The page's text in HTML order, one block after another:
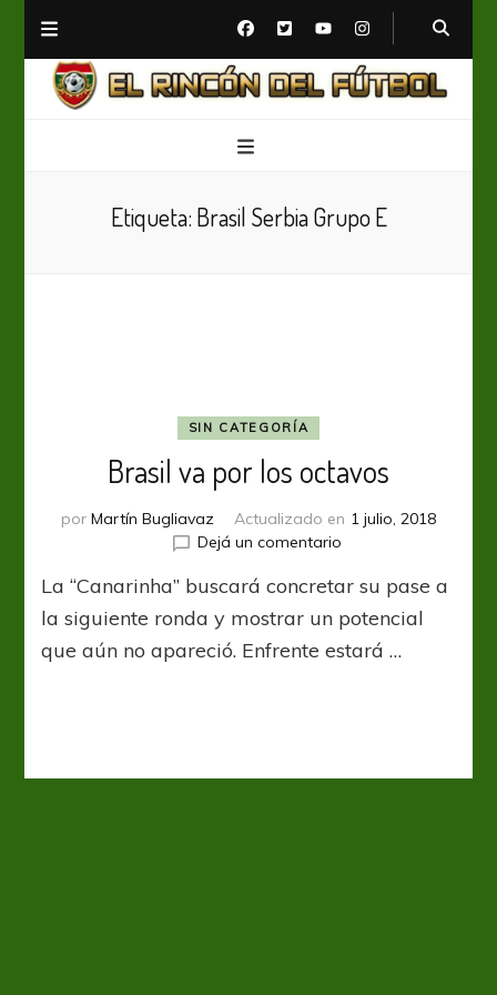
Etiqueta: Brasil Serbia Grupo E
SIN CATEGORÍA
Brasil va por los octavos
por Martín Bugliavaz Actualizado en 1 julio, 2018
Dejá un comentarioen
va
por
los
octavos
La “Canarinha” buscará concretar su pase a
la siguiente ronda y mostrar un potencial
que aún no apareció. Enfrente estará …